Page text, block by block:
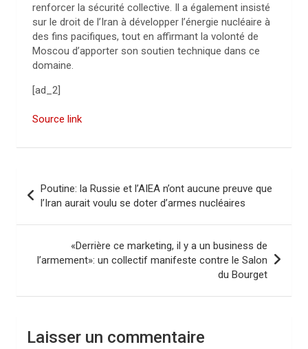
renforcer la sécurité collective. Il a également insisté
sur le droit de l’Iran à développer l’énergie nucléaire à
des fins pacifiques, tout en affirmant la volonté de
Moscou d’apporter son soutien technique dans ce
domaine.
[ad_2]
Source link
v
Poutine: la Russie et l’AIEA n’ont aucune preuve que
l’Iran aurait voulu se doter d’armes nucléaires
«Derrière ce marketing, il y a un business de
l’armement»: un collectif manifeste contre le Salon
du Bourget
Laisser un commentaire